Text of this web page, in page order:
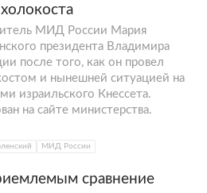
МИД России Мария
президента Владимира
после того, как он провел
и нынешней ситуацией на
израильского Кнессета.
на сайте министерства.
МИД России
сравнение